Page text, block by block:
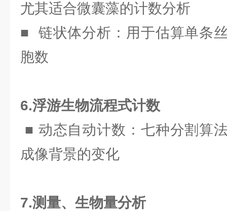
尤其适合微囊藻的计数分析
■ 链状体分析：用于估算单条
胞数
6.浮游生物流程式计数
■ 动态自动计数：七种分割算
成像背景的变化
7.测量、生物量分析